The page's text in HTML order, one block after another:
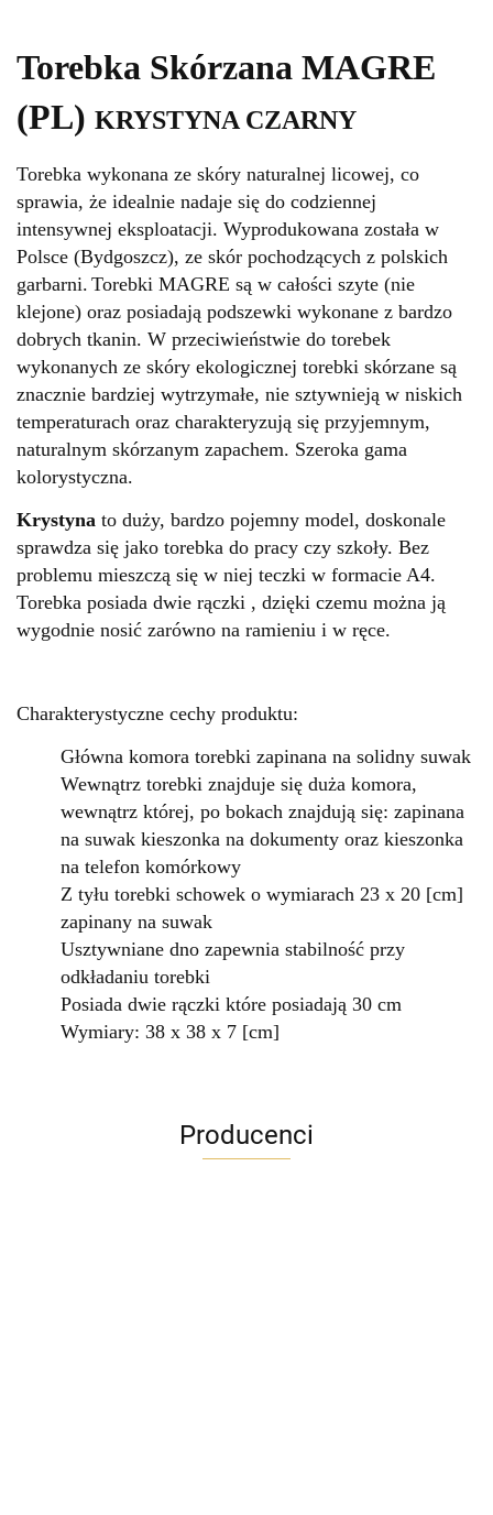
Torebka Skórzana MAGRE
(PL) KRYSTYNA CZARNY
Torebka wykonana ze skóry naturalnej licowej, co
sprawia, że idealnie nadaje się do codziennej
intensywnej eksploatacji. Wyprodukowana została w
Polsce (Bydgoszcz), ze skór pochodzących z polskich
garbarni. Torebki MAGRE są w całości szyte (nie
klejone) oraz posiadają podszewki wykonane z bardzo
dobrych tkanin. W przeciwieństwie do torebek
wykonanych ze skóry ekologicznej torebki skórzane są
znacznie bardziej wytrzymałe, nie sztywnieją w niskich
temperaturach oraz charakteryzują się przyjemnym,
naturalnym skórzanym zapachem. Szeroka gama
kolorystyczna.
Krystyna to duży, bardzo pojemny model, doskonale
sprawdza się jako torebka do pracy czy szkoły. Bez
problemu mieszczą się w niej teczki w formacie A4.
Torebka posiada dwie rączki , dzięki czemu można ją
wygodnie nosić zarówno na ramieniu i w ręce.
Charakterystyczne cechy produktu:
Główna komora torebki zapinana na solidny suwak
Wewnątrz torebki znajduje się duża komora,
wewnątrz której, po bokach znajdują się: zapinana
na suwak kieszonka na dokumenty oraz kieszonka
na telefon komórkowy
Z tyłu torebki schowek o wymiarach 23 x 20 [cm]
zapinany na suwak
Usztywniane dno zapewnia stabilność przy
odkładaniu torebki
Posiada dwie rączki które posiadają 30 cm
Wymiary: 38 x 38 x 7 [cm]
Producenci